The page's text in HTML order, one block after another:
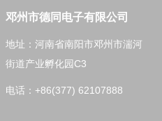
邓州市德同电子有限公司
地址：河南省南阳市邓州市湍河
街道产业孵化园C3
电话：+86(377) 62107888